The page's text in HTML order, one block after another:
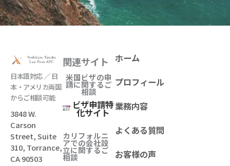
日本語対応 ／ 日
本・アメリカ両国
からご相談可能
3848 W.
Carson
Street, Suite
310, Torrance,
CA 90503
関連サイト
米国ビザの申
請に関するご
相談
ビザ申請特
化サイト
カリフォルニ
アでの会社設
立に関するご
相談
ホーム
プロフィール
業務内容
よくある質問
お客様の声